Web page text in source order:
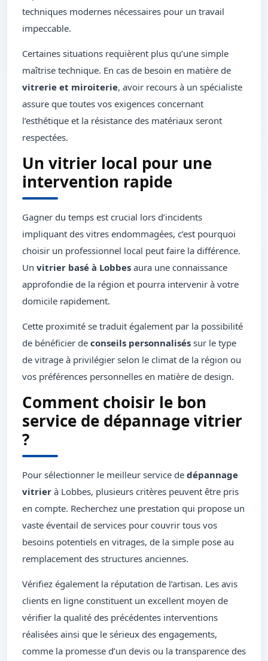
techniques modernes nécessaires pour un travail
impeccable.
Certaines situations requièrent plus qu’une simple
maîtrise technique. En cas de besoin en matière de
vitrerie et miroiterie, avoir recours à un spécialiste
assure que toutes vos exigences concernant
l’esthétique et la résistance des matériaux seront
respectées.
Un vitrier local pour une
intervention rapide
Gagner du temps est crucial lors d’incidents
impliquant des vitres endommagées, c’est pourquoi
choisir un professionnel local peut faire la différence.
Un vitrier basé à Lobbes aura une connaissance
approfondie de la région et pourra intervenir à votre
domicile rapidement.
Cette proximité se traduit également par la possibilité
de bénéficier de conseils personnalisés sur le type
de vitrage à privilégier selon le climat de la région ou
vos préférences personnelles en matière de design.
Comment choisir le bon
service de dépannage vitrier
?
Pour sélectionner le meilleur service de dépannage
vitrier à Lobbes, plusieurs critères peuvent être pris
en compte. Recherchez une prestation qui propose un
vaste éventail de services pour couvrir tous vos
besoins potentiels en vitrages, de la simple pose au
remplacement des structures anciennes.
Vérifiez également la réputation de l’artisan. Les avis
clients en ligne constituent un excellent moyen de
vérifier la qualité des précédentes interventions
réalisées ainsi que le sérieux des engagements,
comme la promesse d’un devis ou la transparence des